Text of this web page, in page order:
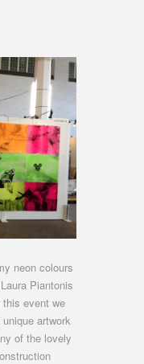
neon colours
Piantonis
event we
artwork
of the lovely